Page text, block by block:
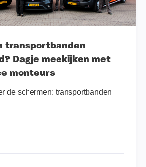
transportbanden
Dagje meekijken met
monteurs
de schermen: transportbanden